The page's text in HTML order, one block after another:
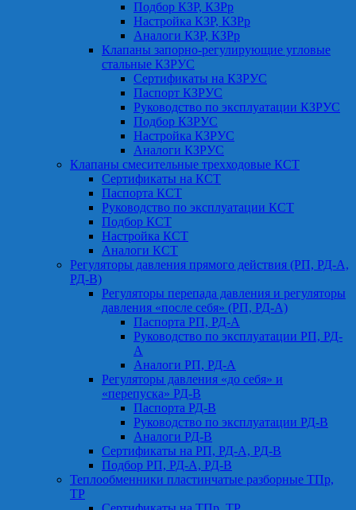
Подбор КЗР, КЗРр
Настройка КЗР, КЗРр
Аналоги КЗР, КЗРр
Клапаны запорно-регулирующие угловые
стальные КЗРУС
Сертификаты на КЗРУС
Паспорт КЗРУС
Руководство по эксплуатации КЗРУС
Подбор КЗРУС
Настройка КЗРУС
Аналоги КЗРУС
Клапаны смесительные трехходовые КСТ
Сертификаты на КСТ
Паспорта КСТ
Руководство по эксплуатации КСТ
Подбор КСТ
Настройка КСТ
Аналоги КСТ
Регуляторы давления прямого действия (РП, РД-А,
РД-В)
Регуляторы перепада давления и регуляторы
давления «после себя» (РП, РД-А)
Паспорта РП, РД-А
Руководство по эксплуатации РП, РД-
А
Аналоги РП, РД-А
Регуляторы давления «до себя» и
«перепуска» РД-В
Паспорта РД-В
Руководство по эксплуатации РД-В
Аналоги РД-В
Сертификаты на РП, РД-А, РД-В
Подбор РП, РД-А, РД-В
Теплообменники пластинчатые разборные ТПр,
ТР